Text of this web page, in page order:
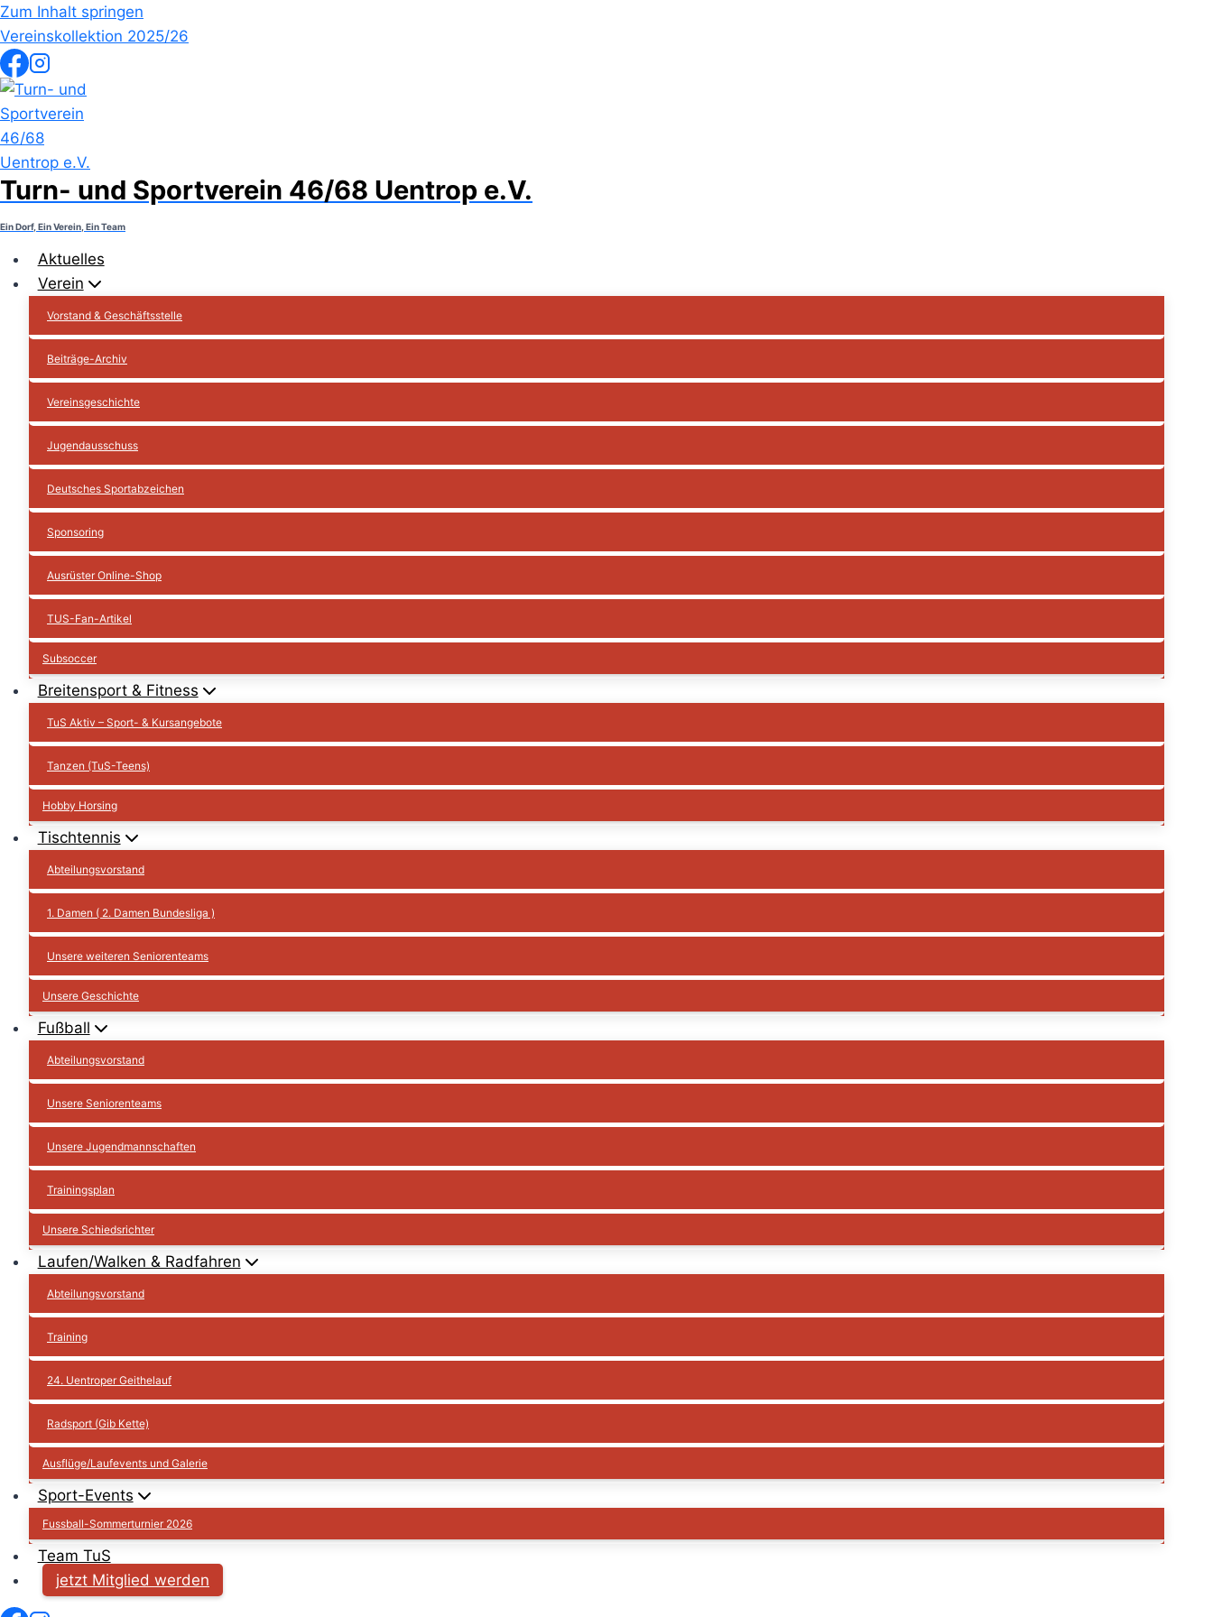
Zum Inhalt springen
Vereinskollektion 2025/26
Turn- und Sportverein 46/68 Uentrop e.V.
Ein Dorf, Ein Verein, Ein Team
Aktuelles
Verein
Vorstand & Geschäftsstelle
Beiträge-Archiv
Vereinsgeschichte
Jugendausschuss
Deutsches Sportabzeichen
Sponsoring
Ausrüster Online-Shop
TUS-Fan-Artikel
Subsoccer
Breitensport & Fitness
TuS Aktiv – Sport- & Kursangebote
Tanzen (TuS-Teens)
Hobby Horsing
Tischtennis
Abteilungsvorstand
1. Damen ( 2. Damen Bundesliga )
Unsere weiteren Seniorenteams
Unsere Geschichte
Fußball
Abteilungsvorstand
Unsere Seniorenteams
Unsere Jugendmannschaften
Trainingsplan
Unsere Schiedsrichter
Laufen/Walken & Radfahren
Abteilungsvorstand
Training
24. Uentroper Geithelauf
Radsport (Gib Kette)
Ausflüge/Laufevents und Galerie
Sport-Events
Fussball-Sommerturnier 2026
Team TuS
jetzt Mitglied werden